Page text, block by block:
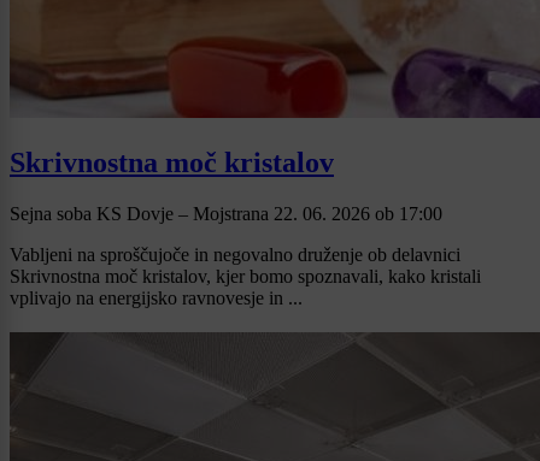
Skrivnostna moč kristalov
Sejna soba KS Dovje – Mojstrana 22. 06. 2026 ob 17:00
Vabljeni na sproščujoče in negovalno druženje ob delavnici
Skrivnostna moč kristalov, kjer bomo spoznavali, kako kristali
vplivajo na energijsko ravnovesje in ...